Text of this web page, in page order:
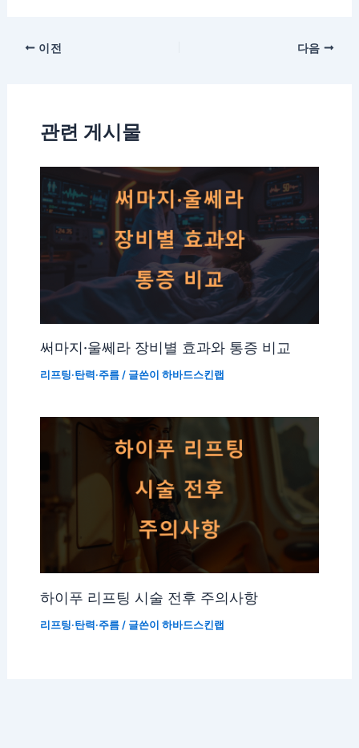
이전 다음
관련 게시물
써마지·울쎄라 장비별 효과와 통증 비교
리프팅·탄력·주름/ 글쓴이 하바드스킨랩
하이푸 리프팅 시술 전후 주의사항
리프팅·탄력·주름/ 글쓴이 하바드스킨랩